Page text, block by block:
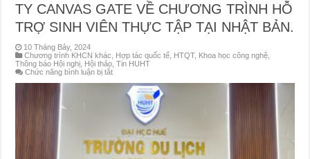
TY CANVAS GATE VỀ CHƯƠNG TRÌNH HỖ
TRỢ SINH VIÊN THỰC TẬP TẠI NHẬT BẢN.
10 Tháng Bảy, 2024
Chương trình KHCN khác
Hợp tác quốc tế HTQT, Khoa học công nghệ
Thông báo Hội nghị, Hội thảo ,Tin HUHT
Chức năng bình luận bị tắtở
LỊCH
CÔNG
TY
CANVAS
GATE